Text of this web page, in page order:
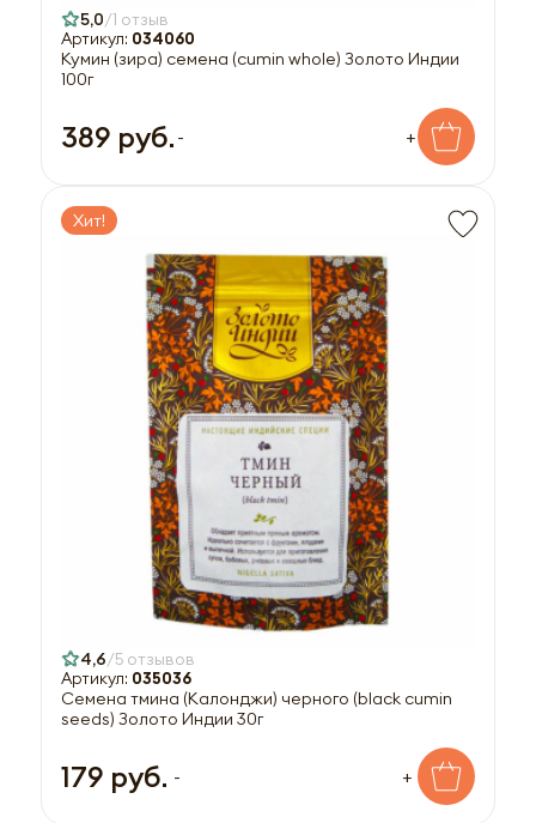
5,0 1 отзыв
Артикул: 034060
Кумин (зира) семена (cumin whole) Золото Индии
100г
389 руб. - +
Хит!
4,6 5 отзывов
Артикул: 035036
Семена тмина (Калонджи) черного (black cumin
seeds) Золото Индии 30г
179 руб. - +